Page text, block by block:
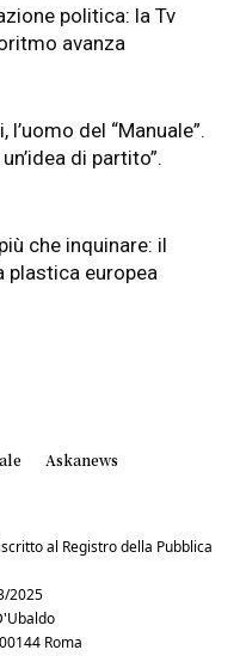
politica: la Tv
avanza
del “Manuale”.
di partito”.
che inquinare: il
plastica europea
Askanews
al Registro della Pubblica
2025
Roma